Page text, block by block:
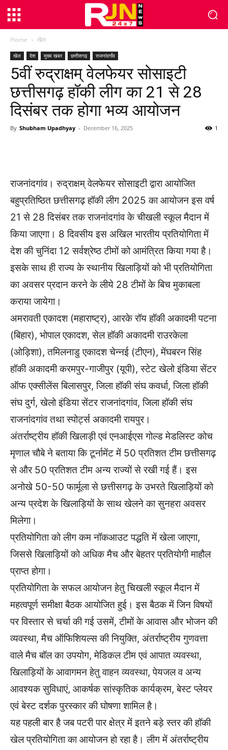
Home खेल
खेल देश मुख्य खबर छत्तीसगढ़ राजनांदगाँव
5वीं रुद्राक्षम् वेलफेयर सोसाइटी
छत्तीसगढ़ हॉकी लीग का 21 से 28
दिसंबर तक होगा भव्य आयोजन
By Shubham Upadhyay - December 16, 2025 1
राजनांदगांव। रुद्राक्षम् वेलफेयर सोसाइटी द्वारा आयोजित
बहुप्रतिष्ठित छत्तीसगढ़ हॉकी लीग 2025 का आयोजन इस वर्ष
21 से 28 दिसंबर तक राजनांदगांव के चीखली स्कूल मैदान में
किया जाएगा। 8 दिवसीय इस अखिल भारतीय प्रतियोगिता में
देश की चुनिंदा 12 सर्वश्रेष्ठ टीमों को आमंत्रित किया गया है।
इसके साथ ही राज्य के स्थानीय खिलाड़ियों को भी प्रतियोगिता
का अवसर प्रदान करने के लीये 28 टीमों के बिच मुकाबला
कराया जायेगा।
अमरावती एकादश (महाराष्ट्र), आरके रॉय हॉकी अकादमी पटना
(बिहार), भोपाल एकादश, सेल हॉकी अकादमी राउरकेला
(ओड़िशा), तमिलनाडु एकादश चेन्नई (टीएन), मेंघबरन सिंह
हॉकी अकादमी करमपुर-गाजीपुर (यूपी), स्टेट खेलो इंडिया सेंटर
ऑफ एक्सीलेंस बिलासपुर, जिला हॉकी संघ कवर्धा, जिला हॉकी
संघ दुर्ग, खेलो इंडिया सेंटर राजनांदगांव, जिला हॉकी संघ
राजनांदगांव तथा स्पोर्ट्स अकादमी रायपुर।
अंतर्राष्ट्रीय हॉकी खिलाड़ी एवं एनआईएस गोल्ड मेडलिस्ट कोच
मृणाल चौबे ने बताया कि टूर्नामेंट में 50 प्रतिशत टीम छत्तीसगढ़
से और 50 प्रतिशत टीम अन्य राज्यों से रखी गई हैं। इस
अनोखे 50-50 फार्मूला से छत्तीसगढ़ के उभरते खिलाड़ियों को
अन्य प्रदेश के खिलाड़ियों के साथ खेलने का सुनहरा अवसर
मिलेगा।
प्रतियोगिता को लीग कम नॉकआउट पद्धति में खेला जाएगा,
जिससे खिलाड़ियों को अधिक मैच और बेहतर प्रतियोगी माहौल
प्राप्त होगा।
प्रतियोगिता के सफल आयोजन हेतु चिखली स्कूल मैदान में
महत्वपूर्ण समीक्षा बैठक आयोजित हुई। इस बैठक में जिन विषयों
पर विस्तार से चर्चा की गई उसमें, टीमों के आवास और भोजन की
व्यवस्था, मैच ऑफिशियल्स की नियुक्ति, अंतर्राष्ट्रीय गुणवत्ता
वाले मैच बॉल का उपयोग, मेडिकल टीम एवं आपात व्यवस्था,
खिलाड़ियों के आवागमन हेतु वाहन व्यवस्था, पेयजल व अन्य
आवश्यक सुविधाएं, आकर्षक सांस्कृतिक कार्यक्रम, बेस्ट प्लेयर
एवं बेस्ट दर्शक पुरस्कार की घोषणा शामिल है।
यह पहली बार है जब पटरी पार क्षेत्र में इतने बड़े स्तर की हॉकी
खेल प्रतियोगिता का आयोजन हो रहा है। लीग में अंतर्राष्ट्रीय